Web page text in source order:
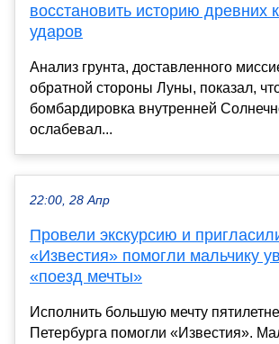
восстановить историю древних
ударов
Анализ грунта, доставленного
обратной стороны Луны, показал,
бомбардировка внутренней
ослабевал...
22:00, 28 Апр
Провели экскурсию и
«Известия» помогли мальчику
«поезд мечты»
Исполнить большую мечту
Петербурга помогли «Известия».